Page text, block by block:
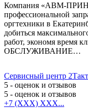
Компания «АВМ-
профессиональной
оргтехники в
добиться
работ, экономя время
ОБСЛУЖИВАНИЕ…
Сервисный центр
5 - оценок и отзывов
5 - оценок и отзывов
+7 (XXX) XXX...